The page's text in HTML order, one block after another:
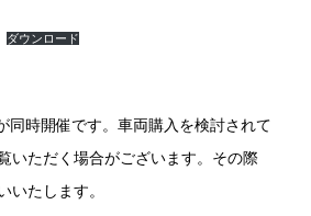
ダウンロード
同時開催です。車両購入を検討されて
いただく場合がございます。その際
いたします。